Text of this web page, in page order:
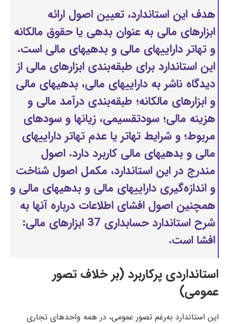
هدف این استاندارد، تعیین اصول ارائه
ابزار‌های مالی به عنوان بدهی یا حقوق مالكانه
و تهاتر داراییهای مالی و بدهیهای مالی است.
این استاندارد برای طبقه‌بندی ابزار‌های مالی از
دیدگاه ناشر به داراییهای مالی، بدهیهای مالی
و ابزار‌های مالكانه؛ طبقه‌بندی درآمد مالی و
هزینه مالی؛ سودتقسیمی، زیانها و سودهای
مربوط؛ و شرایط تهاتر یا عدم تهاتر داراییهای
مالی و بدهیهای مالی کاربرد دارد. اصول
مندرج در این استاندارد، مكمل اصول شناخت
و اندازه‌گیری داراییهای مالی و بدهیهای مالی و
همچنین اصول افشای اطلاعات درباره آنها به
شرح استاندارد حسابداری 37 ابزار‌های مالی:
افشا است.
استانداردی پرکاربرد (بر خلاف تصور
عمومی)
این استاندارد به‌رغم تصور عمومی، در همه واحدهای تجاری